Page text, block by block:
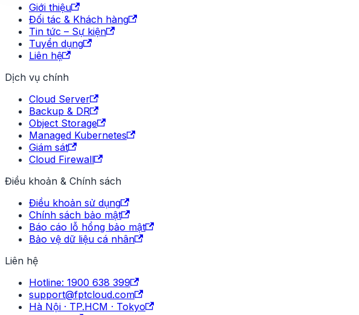
Giới thiệu
Đối tác & Khách hàng
Tin tức – Sự kiện
Tuyển dụng
Liên hệ
Dịch vụ chính
Cloud Server
Backup & DR
Object Storage
Managed Kubernetes
Giám sát
Cloud Firewall
Điều khoản & Chính sách
Điều khoản sử dụng
Chính sách bảo mật
Báo cáo lỗ hổng bảo mật
Bảo vệ dữ liệu cá nhân
Liên hệ
Hotline: 1900 638 399
support@fptcloud.com
Hà Nội · TP.HCM · Tokyo